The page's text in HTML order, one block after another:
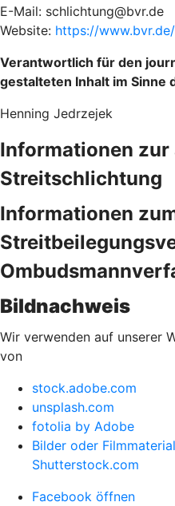
E-Mail: schlichtung@bvr.de
Website: https://
Verantwortlich für den
gestalteten Inhalt im Sinne
Henning Jedrzejek
Informationen
Streitschlichtung
Informationen
Bildnachweis
Wir verwenden auf unserer
von
stock.adobe.com
unsplash.com
fotolia by Adobe
Bilder oder
Shutterstock.com
Facebook öffnen